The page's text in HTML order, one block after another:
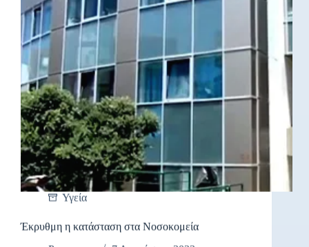
Υγεία
Έκρυθμη η κατάσταση στα Νοσοκομεία